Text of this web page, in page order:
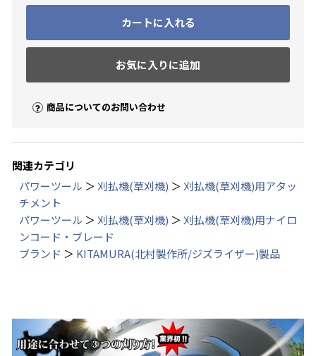
カートに入れる
お気に入りに追加
商品についてのお問い合わせ
関連カテゴリ
パワーツール ＞刈払機(草刈機) ＞刈払機(草刈機)用アタッ
チメント
パワーツール ＞刈払機(草刈機) ＞刈払機(草刈機)用ナイロ
ンコード・ブレード
ブランド ＞ KITAMURA(北村製作所/ジズライザー)製品